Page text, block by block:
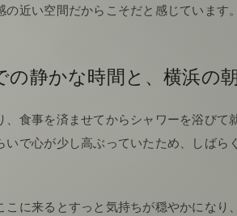
近い空間だからこそだと感じています。
の静かな時間と、横浜の朝
、食事を済ませてからシャワーを浴び
いで心が少し高ぶっていたため、しば
こに来るとすっと気持ちが穏やかにな